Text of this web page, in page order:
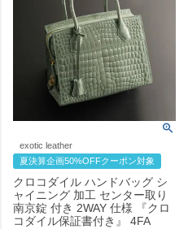
exotic leather
夏決算企画50%OFFクーポン対象
クロコダイル ハンドバッグ シ
ャイニング 加工 センター取り
南京錠 付き 2WAY 仕様 『クロ
コダイル保証書付き』 4FA